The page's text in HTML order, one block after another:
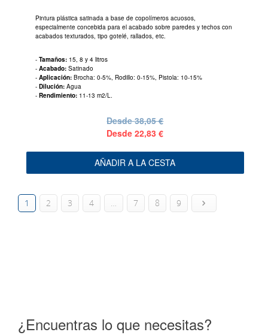
Pintura plástica satinada a base de copolímeros acuosos,
especialmente concebida para el acabado sobre paredes y techos con
acabados texturados, tipo gotelé, rallados, etc.
- Tamaños: 15, 8 y 4 litros
- Acabado: Satinado
- Aplicación: Brocha: 0-5%, Rodillo: 0-15%, Pistola: 10-15%
- Dilución: Agua
- Rendimiento: 11-13 m2/L.
Desde38,05 €
Desde22,83 €
AÑADIR A LA CESTA
1 2 3 4 7 8 9
¿Encuentras lo que necesitas?